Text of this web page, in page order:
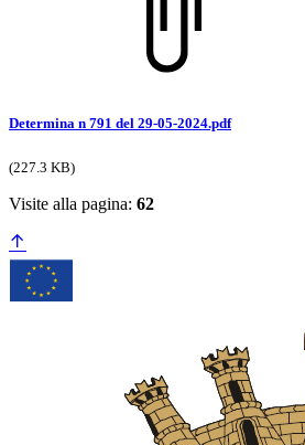
Determina n 791 del 29-05-2024.pdf
(227.3 KB)
Visite alla pagina: 62